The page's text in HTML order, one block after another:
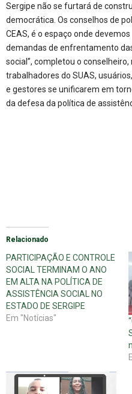
Sergipe não se furtará de
democrática. Os conselhos de
CEAS, é o espaço onde
demandas de enfrentamento
social”, completou o
trabalhadores do SUAS,
e gestores se unificarem em
da defesa da política de
Relacionado
PARTICIPAÇÃO E CONTROLE
SOCIAL TERMINAM O ANO
EM ALTA NA POLÍTICA DE
ASSISTÊNCIA SOCIAL NO
ESTADO DE SERGIPE
Em "Notícias"